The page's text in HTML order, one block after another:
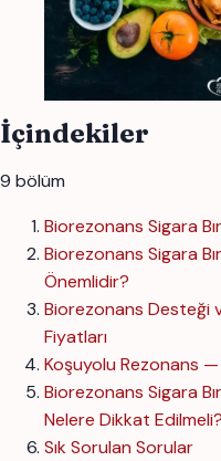
İçindekiler
9 bölüm
Biorezonans Sigara
Biorezonans Sigara
Önemlidir?
Biorezonans Desteği
Fiyatları
Koşuyolu Rezonans
Biorezonans Sigara
Nelere Dikkat Edilmeli?
Sık Sorulan Sorular